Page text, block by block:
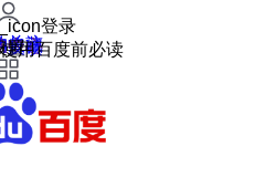
登录
关注
收藏
中心
反馈
置用百度前必读